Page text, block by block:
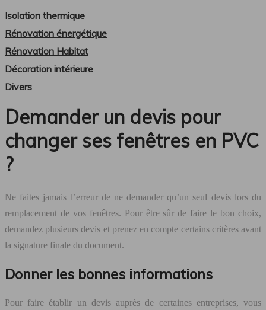
Isolation thermique
Rénovation énergétique
Rénovation Habitat
Décoration intérieure
Divers
Demander un devis pour
changer ses fenêtres en PVC
?
Ne faites jamais l’erreur de ne demander qu’un seul devis lors du
remplacement de vos fenêtres. Pour être sûr de faire le bon choix,
demandez plusieurs devis et prenez en compte certains critères avant
la signature finale du document.
Donner les bonnes informations
Pour faire établir un devis auprès de certaines entreprises, vous